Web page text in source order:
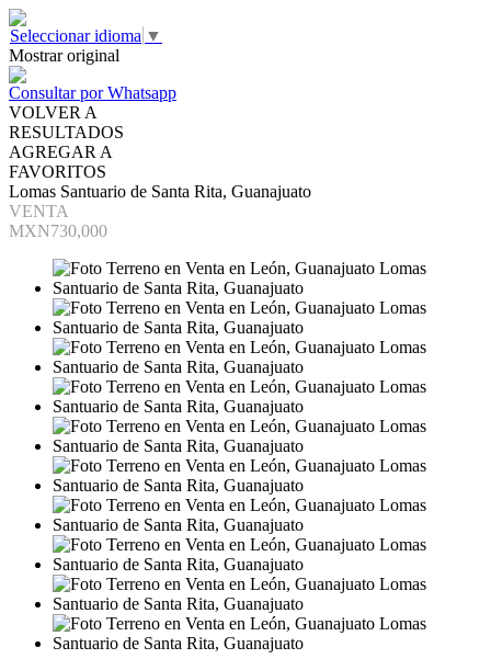
Seleccionar idioma ▼
Mostrar original
Consultar por Whatsapp
VOLVER A
RESULTADOS
AGREGAR A
FAVORITOS
Lomas Santuario de Santa Rita, Guanajuato
VENTA
MXN730,000